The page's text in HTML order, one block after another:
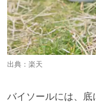
出典： 楽天
バイソールには、底